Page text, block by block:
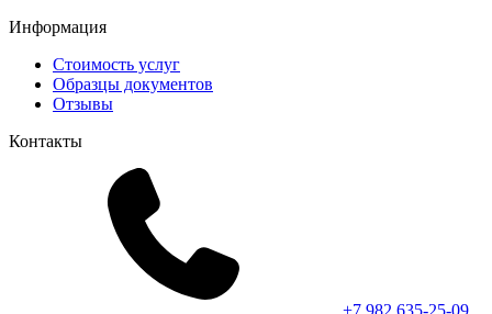
Информация
Стоимость услуг
Образцы документов
Отзывы
Контакты
+7 982 635-25-09